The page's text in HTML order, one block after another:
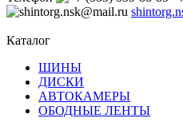
Каталог
ШИНЫ
ДИСКИ
АВТОКАМЕРЫ
ОБОДНЫЕ ЛЕНТЫ